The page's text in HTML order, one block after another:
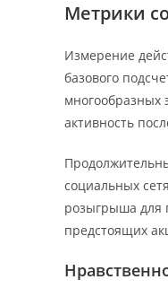
Метрики
Измерение
базового
многообразных
активность
социальных
розыгрыша для
предстоящих